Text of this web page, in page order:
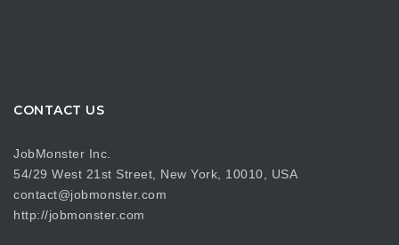
CONTACT US
JobMonster Inc.
54/29 West 21st Street, New York, 10010, USA
contact@jobmonster.com
http://jobmonster.com